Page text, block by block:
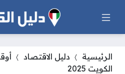
الرئيسية دليل الاقتصاد
الكويت 2025